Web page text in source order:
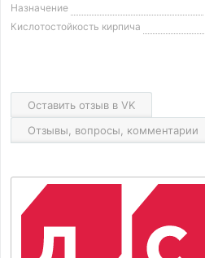
Назначение
Кислотостойкость кирпича
Оставить отзыв в VK
Отзывы, вопросы, комментарии